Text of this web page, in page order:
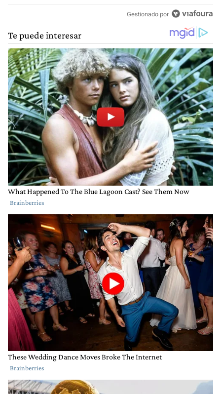
Gestionado por